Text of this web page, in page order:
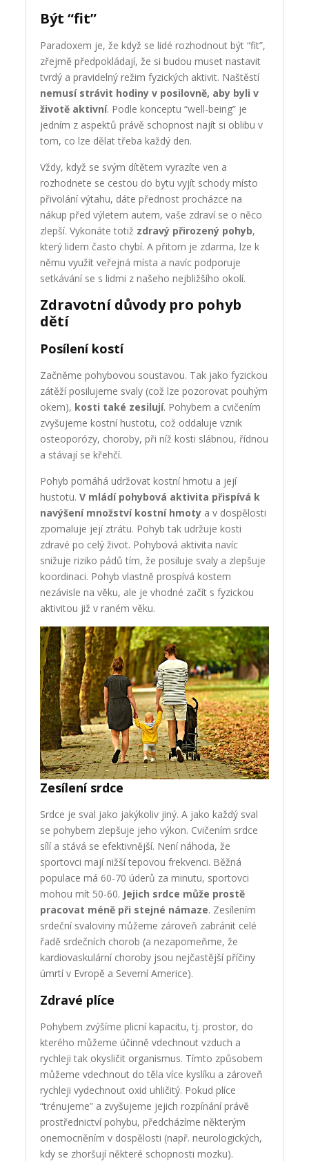
Být “fit”
Paradoxem je, že když se lidé rozhodnout být “fit”,
zřejmě předpokládají, že si budou muset nastavit
tvrdý a pravidelný režim fyzických aktivit. Naštěstí
nemusí strávit hodiny v posilovně, aby byli v
životě aktivní. Podle konceptu “well-being” je
jedním z aspektů právě schopnost najít si oblibu v
tom, co lze dělat třeba každý den.
Vždy, když se svým dítětem vyrazíte ven a
rozhodnete se cestou do bytu vyjít schody místo
přivolání výtahu, dáte přednost procházce na
nákup před výletem autem, vaše zdraví se o něco
zlepší. Vykonáte totiž zdravý přirozený pohyb,
který lidem často chybí. A přitom je zdarma, lze k
němu využít veřejná místa a navíc podporuje
setkávání se s lidmi z našeho nejbližšího okolí.
Zdravotní důvody pro pohyb
dětí
Posílení kostí
Začněme pohybovou soustavou. Tak jako fyzickou
zátěží posilujeme svaly (což lze pozorovat pouhým
okem), kosti také zesilují. Pohybem a cvičením
zvyšujeme kostní hustotu, což oddaluje vznik
osteoporózy, choroby, při níž kosti slábnou, řídnou
a stávají se křehčí.
Pohyb pomáhá udržovat kostní hmotu a její
hustotu.V mládí pohybová aktivita přispívá k
navýšení množství kostní hmoty a v dospělosti
zpomaluje její ztrátu. Pohyb tak udržuje kosti
zdravé po celý život. Pohybová aktivita navíc
snižuje riziko pádů tím, že posiluje svaly a zlepšuje
koordinaci. Pohyb vlastně prospívá kostem
nezávisle na věku, ale je vhodné začít s fyzickou
aktivitou již v raném věku.
Zesílení srdce
Srdce je sval jako jakýkoliv jiný. A jako každý sval
se pohybem zlepšuje jeho výkon. Cvičením srdce
sílí a stává se efektivnější. Není náhoda, že
sportovci mají nižší tepovou frekvenci. Běžná
populace má 60-70 úderů za minutu, sportovci
mohou mít 50-60. Jejich srdce může prostě
pracovat méně při stejné námaze. Zesílením
srdeční svaloviny můžeme zároveň zabránit celé
řadě srdečních chorob (a nezapomeňme, že
kardiovaskulární choroby jsou nejčastější příčiny
úmrtí v Evropě a Severní Americe).
Zdravé plíce
Pohybem zvýšíme plicní kapacitu, tj. prostor, do
kterého můžeme účinně vdechnout vzduch a
rychleji tak okysličit organismus. Tímto způsobem
můžeme vdechnout do těla více kyslíku a zároveň
rychleji vydechnout oxid uhličitý. Pokud plíce
“trénujeme” a zvyšujeme jejich rozpínání právě
prostřednictví pohybu, předcházíme některým
onemocněním v dospělosti (např. neurologických,
kdy se zhoršují některé schopnosti mozku).